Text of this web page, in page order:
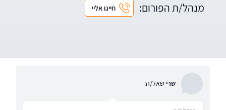
מנהל/ת הפורום: חייגו אליי
שרישאל/ה: